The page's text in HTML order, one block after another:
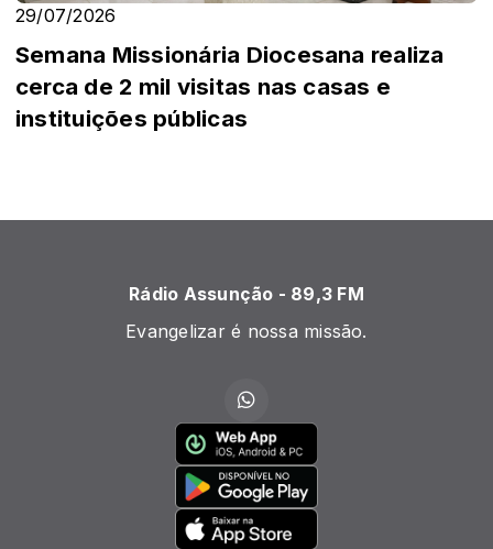
29/07/2026
Semana Missionária Diocesana realiza
cerca de 2 mil visitas nas casas e
instituições públicas
Rádio Assunção - 89,3 FM
Evangelizar é nossa missão.